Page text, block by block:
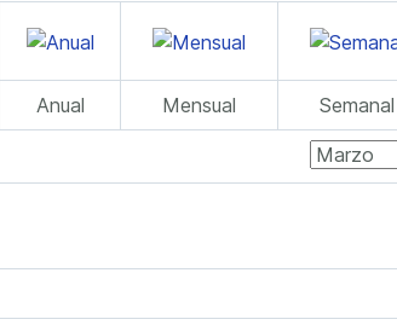
Anual Mensual Semanal